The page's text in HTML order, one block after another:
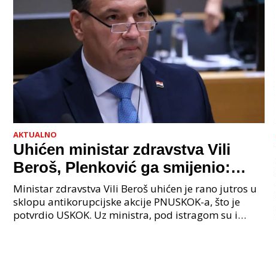
AKTUALNO
Uhićen ministar zdravstva Vili
Beroš, Plenković ga smijenio:
Istraga USKOK-a zbog korupcije
Ministar zdravstva Vili Beroš uhićen je rano jutros u
sklopu antikorupcijske akcije PNUSKOK-a, što je
potvrdio USKOK. Uz ministra, pod istragom su i